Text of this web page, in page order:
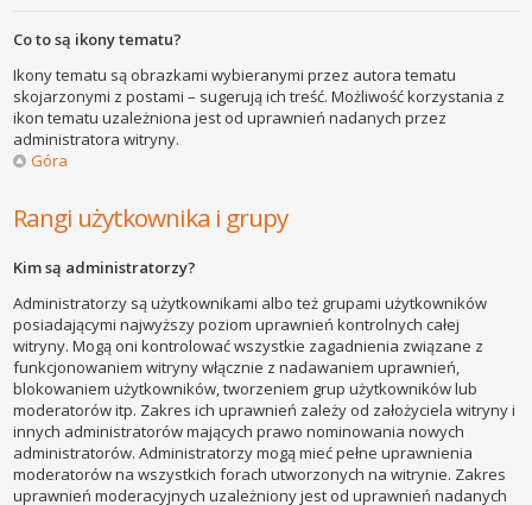
Co to są ikony tematu?
Ikony tematu są obrazkami wybieranymi przez autora tematu
skojarzonymi z postami – sugerują ich treść. Możliwość korzystania z
ikon tematu uzależniona jest od uprawnień nadanych przez
administratora witryny.
Góra
Rangi użytkownika i grupy
Kim są administratorzy?
Administratorzy są użytkownikami albo też grupami użytkowników
posiadającymi najwyższy poziom uprawnień kontrolnych całej
witryny. Mogą oni kontrolować wszystkie zagadnienia związane z
funkcjonowaniem witryny włącznie z nadawaniem uprawnień,
blokowaniem użytkowników, tworzeniem grup użytkowników lub
moderatorów itp. Zakres ich uprawnień zależy od założyciela witryny i
innych administratorów mających prawo nominowania nowych
administratorów. Administratorzy mogą mieć pełne uprawnienia
moderatorów na wszystkich forach utworzonych na witrynie. Zakres
uprawnień moderacyjnych uzależniony jest od uprawnień nadanych